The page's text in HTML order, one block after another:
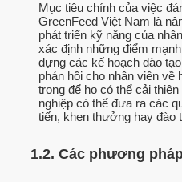
Mục tiêu chính của việc
GreenFeed Việt Nam là
phát triển kỹ năng của
xác định những điểm
dựng các kế hoạch đào
phản hồi cho nhân viên về
trọng để họ có thể cải
nghiệp có thể đưa ra các
tiến, khen thưởng hay đào
1.2. Các phương